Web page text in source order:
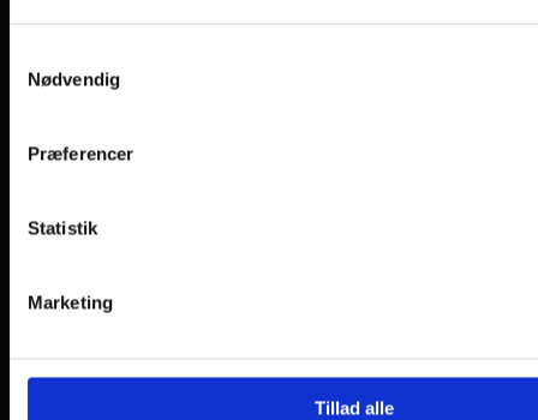
Nødvendig
Præferencer
Statistik
Marketing
Tillad alle